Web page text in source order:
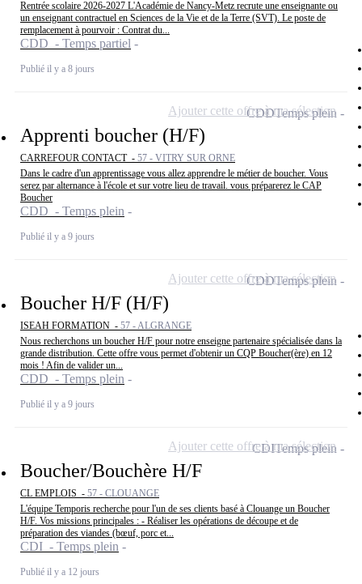
Rentrée scolaire 2026-2027 L'Académie de Nancy-Metz recrute une enseignante ou
un enseignant contractuel en Sciences de la Vie et de la Terre (SVT). Le poste de
remplacement à pourvoir : Contrat du...
CDD - Temps partiel
Publié il y a 8 jours
Apprenti boucher (H/F)
CARREFOUR CONTACT - 57 - VITRY SUR ORNE
Dans le cadre d'un apprentissage vous allez apprendre le métier de boucher. Vous
serez par alternance à l'école et sur votre lieu de travail. vous préparerez le CAP
Boucher
CDD - Temps plein
Publié il y a 9 jours
CDDTemps plein
Ajouter cette offre à ma sélection
Boucher H/F (H/F)
ISEAH FORMATION - 57 - ALGRANGE
Nous recherchons un boucher H/F pour notre enseigne partenaire spécialisée dans la
grande distribution. Cette offre vous permet d'obtenir un CQP Boucher(ère) en 12
mois ! Afin de valider un...
CDD - Temps plein
Publié il y a 9 jours
CDDTemps plein
Ajouter cette offre à ma sélection
Boucher/Bouchère H/F
CL EMPLOIS - 57 - CLOUANGE
L'équipe Temporis recherche pour l'un de ses clients basé à Clouange un Boucher
H/F. Vos missions principales : - Réaliser les opérations de découpe et de
préparation des viandes (bœuf, porc et...
CDI - Temps plein
Publié il y a 12 jours
CDITemps plein
Ajouter cette offre à ma sélection